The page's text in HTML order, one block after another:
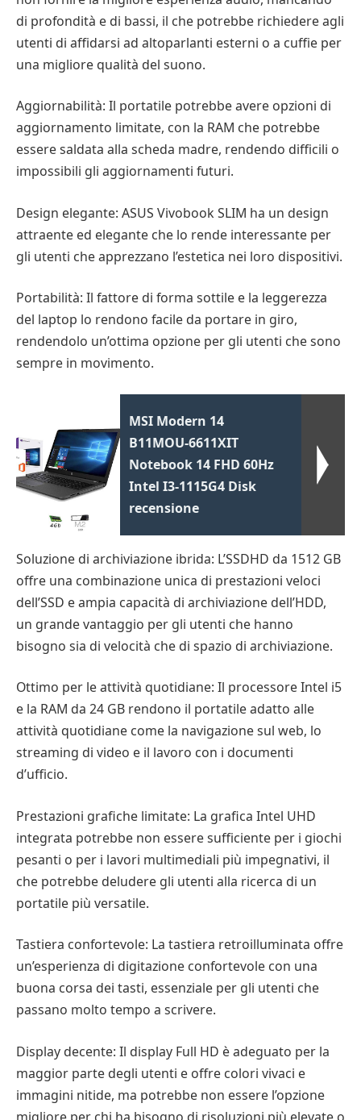
di profondità e di bassi, il che potrebbe richiedere agli
utenti di affidarsi ad altoparlanti esterni o a cuffie per
una migliore qualità del suono.
Aggiornabilità: Il portatile potrebbe avere opzioni di
aggiornamento limitate, con la RAM che potrebbe
essere saldata alla scheda madre, rendendo difficili o
impossibili gli aggiornamenti futuri.
Design elegante: ASUS Vivobook SLIM ha un design
attraente ed elegante che lo rende interessante per
gli utenti che apprezzano l’estetica nei loro dispositivi.
Portabilità: Il fattore di forma sottile e la leggerezza
del laptop lo rendono facile da portare in giro,
rendendolo un’ottima opzione per gli utenti che sono
sempre in movimento.
MSI Modern 14
B11MOU-6611XIT
Notebook 14 FHD 60Hz
Intel I3-1115G4 Disk
recensione
Soluzione di archiviazione ibrida: L’SSDHD da 1512 GB
offre una combinazione unica di prestazioni veloci
dell’SSD e ampia capacità di archiviazione dell’HDD,
un grande vantaggio per gli utenti che hanno
bisogno sia di velocità che di spazio di archiviazione.
Ottimo per le attività quotidiane: Il processore Intel i5
e la RAM da 24 GB rendono il portatile adatto alle
attività quotidiane come la navigazione sul web, lo
streaming di video e il lavoro con i documenti
d’ufficio.
Prestazioni grafiche limitate: La grafica Intel UHD
integrata potrebbe non essere sufficiente per i giochi
pesanti o per i lavori multimediali più impegnativi, il
che potrebbe deludere gli utenti alla ricerca di un
portatile più versatile.
Tastiera confortevole: La tastiera retroilluminata offre
un’esperienza di digitazione confortevole con una
buona corsa dei tasti, essenziale per gli utenti che
passano molto tempo a scrivere.
Display decente: Il display Full HD è adeguato per la
maggior parte degli utenti e offre colori vivaci e
immagini nitide, ma potrebbe non essere l’opzione